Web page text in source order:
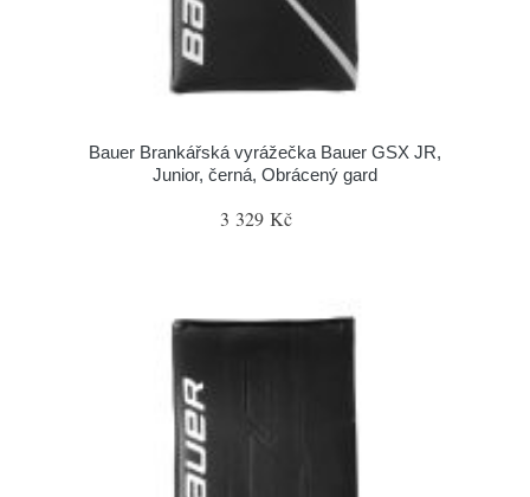
Bauer Brankářská vyrážečka Bauer GSX JR,
Junior, černá, Obrácený gard
3 329 Kč